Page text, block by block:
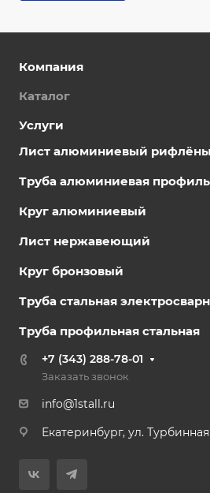
Компания
Каталог
Услуги
Лист алюминиевый
Труба алюминиевая
Круг алюминиевый
Лист нержавеющий
Круг бронзовый
Труба стальная
Труба профильная стальная
+7 (343) 288-78-01
Заказать звонок
info@1stall.ru
Екатеринбург, ул.